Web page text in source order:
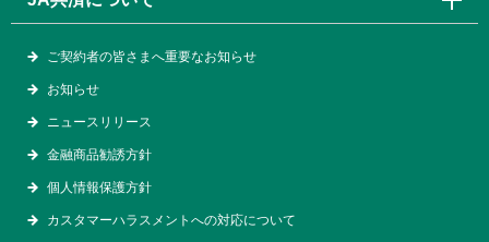
ご契約者の皆さまへ重要なお知らせ
お知らせ
ニュースリリース
金融商品勧誘方針
個人情報保護方針
カスタマーハラスメントへの対応について